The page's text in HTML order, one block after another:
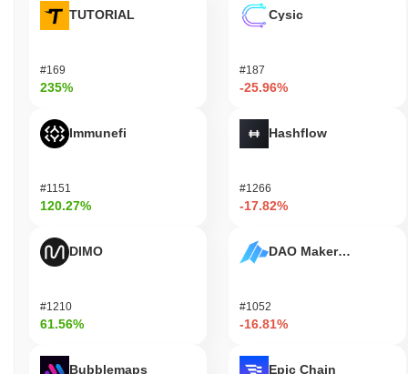
TUTORIAL
#169
235%
Immunefi
#1151
120.27%
DIMO
#1210
61.56%
Bubblemaps
Cysic
#187
-25.96%
Hashflow
#1266
-17.82%
DAO Maker Token
#1052
-16.81%
Epic Chain